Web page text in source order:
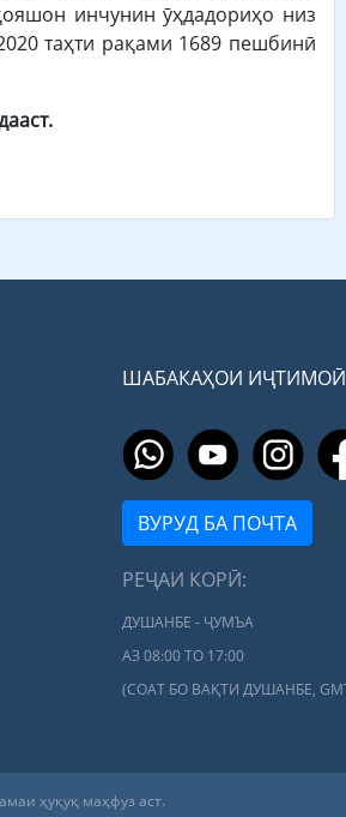
инчунин ӯҳдадориҳо низ
таҳти рақами 1689 пешбинӣ
ШАБАКАҲОИ ИҶТИМОӢ
ВУРУД БА ПОЧТА
РЕҶАИ КОРӢ:
ДУШАНБЕ - ҶУМЪА
АЗ 08:00 ТО 17:00
(СОАТ БО ВАҚТИ ДУШАНБЕ,
ҳуқуқ маҳфуз аст.